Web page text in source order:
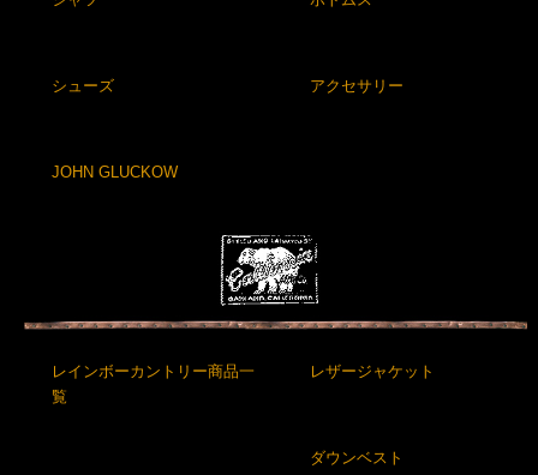
シューズ アクセサリー
JOHN GLUCKOW
レインボーカントリー商品一
覧
レザージャケット
ダウンベスト